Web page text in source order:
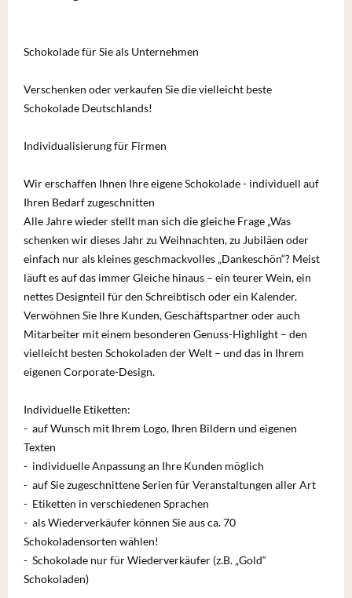
Schokolade für Sie als Unternehmen
Verschenken oder verkaufen Sie die vielleicht beste
Schokolade Deutschlands!
Individualisierung für Firmen
Wir erschaffen Ihnen Ihre eigene Schokolade - individuell auf
Ihren Bedarf zugeschnitten
Alle Jahre wieder stellt man sich die gleiche Frage „Was
schenken wir dieses Jahr zu Weihnachten, zu Jubiläen oder
einfach nur als kleines geschmackvolles „Dankeschön“? Meist
läuft es auf das immer Gleiche hinaus – ein teurer Wein, ein
nettes Designteil für den Schreibtisch oder ein Kalender.
Verwöhnen Sie Ihre Kunden, Geschäftspartner oder auch
Mitarbeiter mit einem besonderen Genuss-Highlight – den
vielleicht besten Schokoladen der Welt – und das in Ihrem
eigenen Corporate-Design.
Individuelle Etiketten:
- auf Wunsch mit Ihrem Logo, Ihren Bildern und eigenen
Texten
- individuelle Anpassung an Ihre Kunden möglich
- auf Sie zugeschnittene Serien für Veranstaltungen aller Art
- Etiketten in verschiedenen Sprachen
- als Wiederverkäufer können Sie aus ca. 70
Schokoladensorten wählen!
- Schokolade nur für Wiederverkäufer (z.B. „Gold“
Schokoladen)